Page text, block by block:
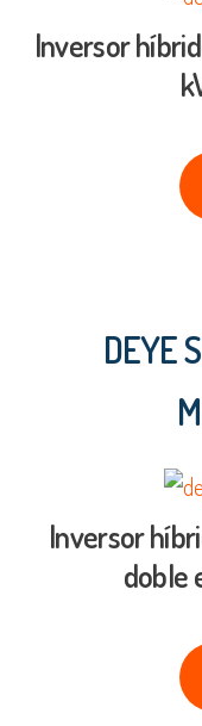
Inversor
DEYE
Inversor
doble